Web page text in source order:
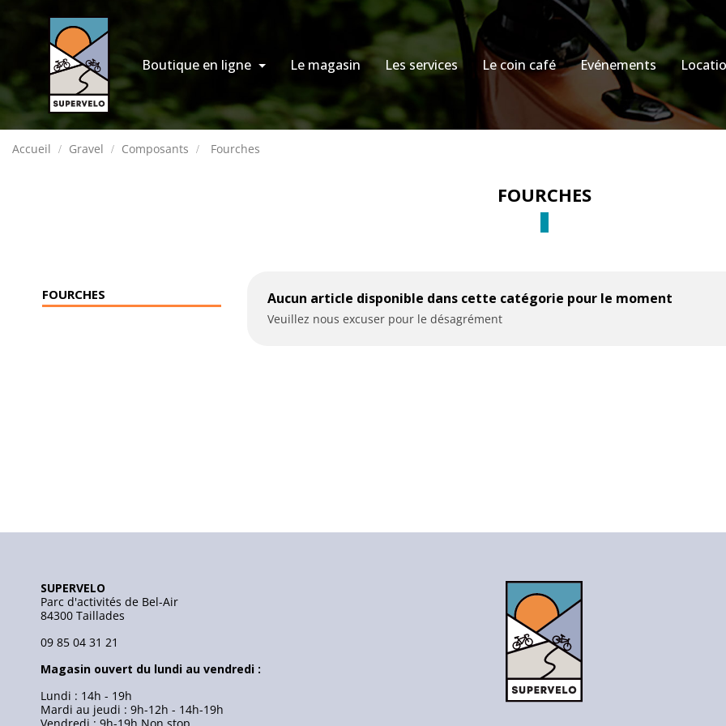
Boutique en ligne Le magasin Les services Le coin café Evénements
Accueil Gravel Composants Fourches
FOURCHES
FOURCHES Aucun article disponible dans cette catégorie pour le moment
Veuillez nous excuser pour le désagrément
SUPERVELO
Parc d'activités de Bel-Air
84300 Taillades
09 85 04 31 21
Magasin ouvert du lundi au vendredi :
Lundi : 14h - 19h
Mardi au jeudi : 9h-12h - 14h-19h